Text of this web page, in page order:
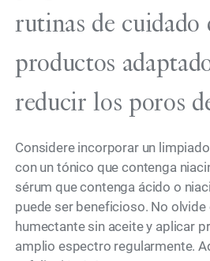
rutinas de cuidado
productos
reducir los poros
Considere incorporar un
con un tónico que contenga
sérum que contenga ácido o
puede ser beneficioso. No
humectante sin aceite y aplicar
amplio espectro regularmente.